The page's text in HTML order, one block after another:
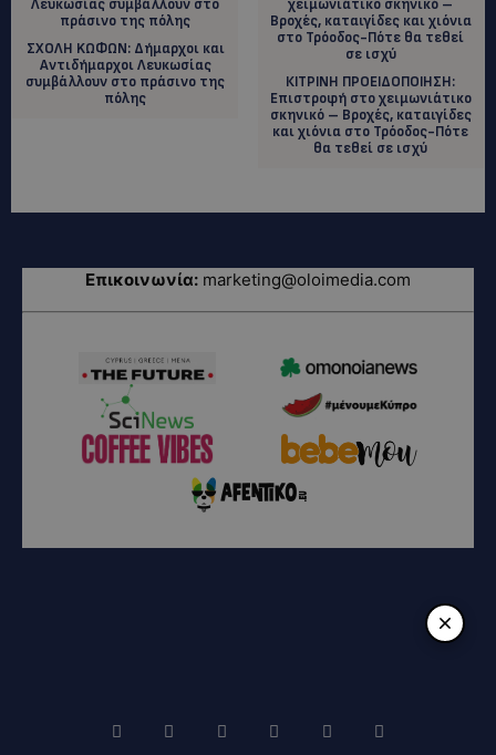
ΣΧΟΛΗ KΩΦΩΝ: Δήμαρχοι και
Αντιδήμαρχοι Λευκωσίας
συμβάλλουν στο πράσινο της
πόλης
ΚΙΤΡΙΝΗ ΠΡΟΕΙΔΟΠΟΙΗΣΗ:
Επιστροφή στο χειμωνιάτικο
σκηνικό – Βροχές, καταιγίδες
και χιόνια στο Τρόοδος-Πότε
θα τεθεί σε ισχύ
Επικοινωνία: marketing@oloimedia.com